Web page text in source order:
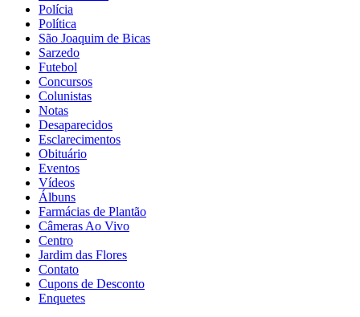
Polícia
Política
São Joaquim de Bicas
Sarzedo
Futebol
Concursos
Colunistas
Notas
Desaparecidos
Esclarecimentos
Obituário
Eventos
Vídeos
Álbuns
Farmácias de Plantão
Câmeras Ao Vivo
Centro
Jardim das Flores
Contato
Cupons de Desconto
Enquetes